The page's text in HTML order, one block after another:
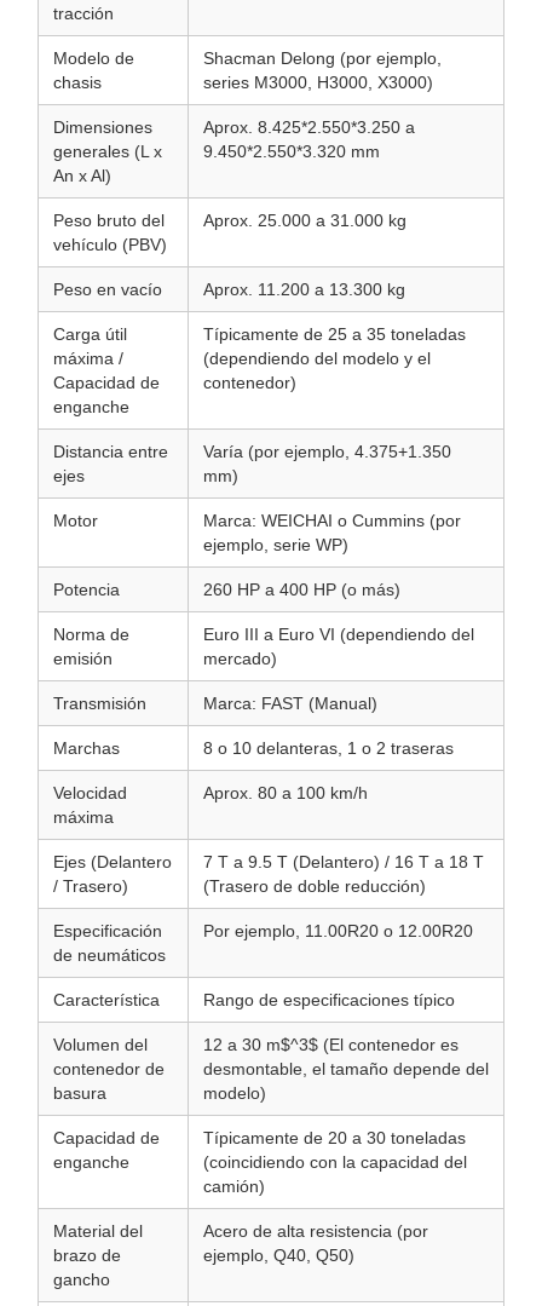
tracción
Modelo de
chasis
Shacman Delong (por ejemplo,
series M3000, H3000, X3000)
Dimensiones
generales (L x
An x Al)
Aprox. 8.425*2.550*3.250 a
9.450*2.550*3.320 mm
Peso bruto del
vehículo (PBV)
Aprox. 25.000 a 31.000 kg
Peso en vacío Aprox. 11.200 a 13.300 kg
Carga útil
máxima /
Capacidad de
enganche
Típicamente de 25 a 35 toneladas
(dependiendo del modelo y el
contenedor)
Distancia entre
ejes
Varía (por ejemplo, 4.375+1.350
mm)
Motor
Marca: WEICHAI o Cummins (por
ejemplo, serie WP)
Potencia 260 HP a 400 HP (o más)
Norma de
emisión
Euro III a Euro VI (dependiendo del
mercado)
Transmisión Marca: FAST (Manual)
Marchas 8 o 10 delanteras, 1 o 2 traseras
Velocidad
máxima
Aprox. 80 a 100 km/h
Ejes (Delantero
/ Trasero)
7 T a 9.5 T (Delantero) / 16 T a 18 T
(Trasero de doble reducción)
Especificación
de neumáticos
Por ejemplo, 11.00R20 o 12.00R20
Característica Rango de especificaciones típico
Volumen del
contenedor de
basura
12 a 30 m$^3$ (El contenedor es
desmontable, el tamaño depende del
modelo)
Capacidad de
enganche
Típicamente de 20 a 30 toneladas
(coincidiendo con la capacidad del
camión)
Material del
brazo de
gancho
Acero de alta resistencia (por
ejemplo, Q40, Q50)